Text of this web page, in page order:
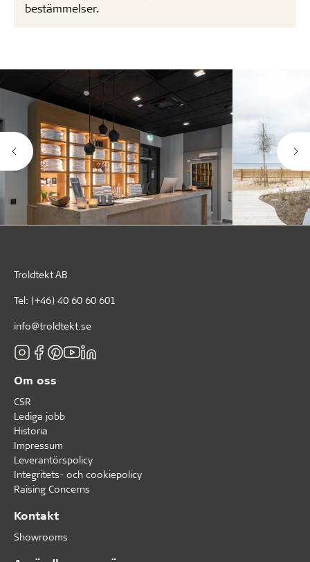
bestämmelser.
Troldtekt AB
Tel: (+46) 40 60 60 601
info@troldtekt.se
Om oss
CSR
Lediga jobb
Historia
Impressum
Leverantörspolicy
Integritets- och cookiepolicy
Raising Concerns
Kontakt
Showrooms